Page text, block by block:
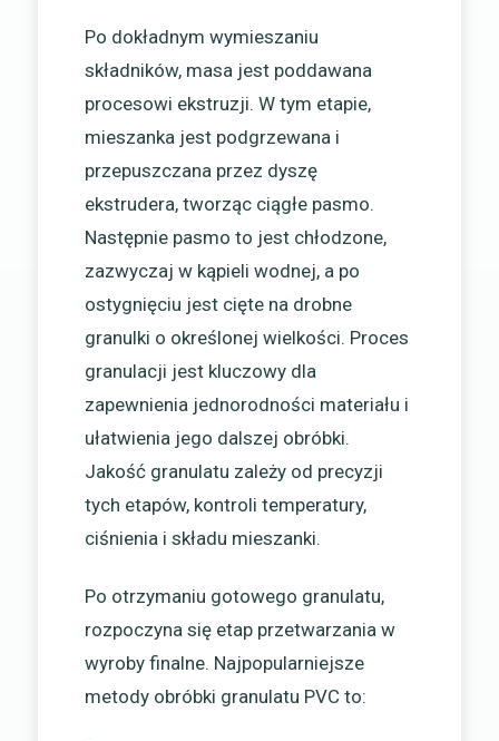
Po dokładnym wymieszaniu
składników, masa jest poddawana
procesowi ekstruzji. W tym etapie,
mieszanka jest podgrzewana i
przepuszczana przez dyszę
ekstrudera, tworząc ciągłe pasmo.
Następnie pasmo to jest chłodzone,
zazwyczaj w kąpieli wodnej, a po
ostygnięciu jest cięte na drobne
granulki o określonej wielkości. Proces
granulacji jest kluczowy dla
zapewnienia jednorodności materiału i
ułatwienia jego dalszej obróbki.
Jakość granulatu zależy od precyzji
tych etapów, kontroli temperatury,
ciśnienia i składu mieszanki.
Po otrzymaniu gotowego granulatu,
rozpoczyna się etap przetwarzania w
wyroby finalne. Najpopularniejsze
metody obróbki granulatu PVC to: